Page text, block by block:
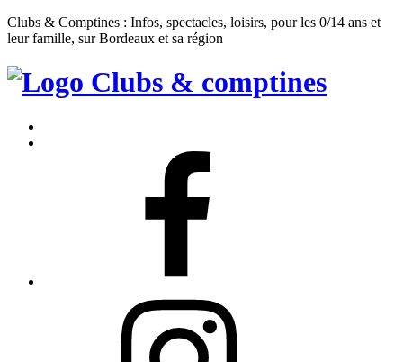
Clubs & Comptines : Infos, spectacles, loisirs, pour les 0/14 ans et
leur famille, sur Bordeaux et sa région
Clubs
Comptines